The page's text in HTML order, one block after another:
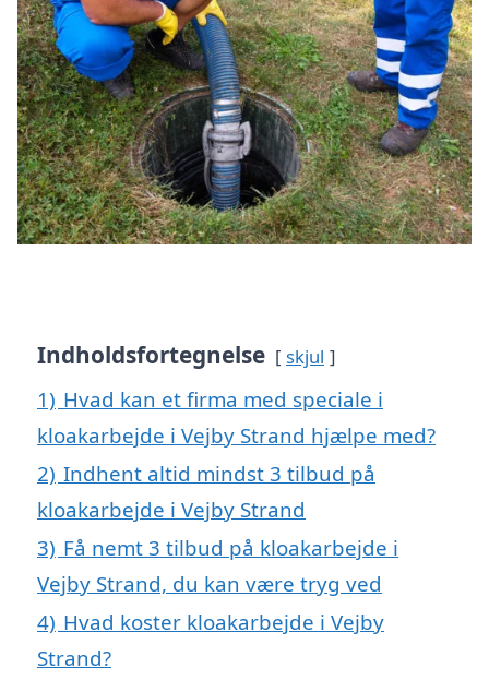
Indholdsfortegnelse skjul
1) Hvad kan et firma med speciale i
kloakarbejde i Vejby Strand hjælpe med?
2) Indhent altid mindst 3 tilbud på
kloakarbejde i Vejby Strand
3) Få nemt 3 tilbud på kloakarbejde i
Vejby Strand, du kan være tryg ved
4) Hvad koster kloakarbejde i Vejby
Strand?